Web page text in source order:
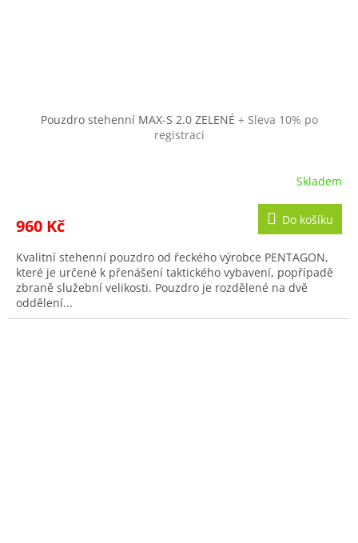
Pouzdro stehenní MAX-S 2.0 ZELENÉ + Sleva 10% po
registraci
Skladem
960 Kč Do košíku
Kvalitní stehenní pouzdro od řeckého výrobce PENTAGON,
které je určené k přenášení taktického vybavení, popřípadě
zbraně služební velikosti. Pouzdro je rozdělené na dvě
oddělení...